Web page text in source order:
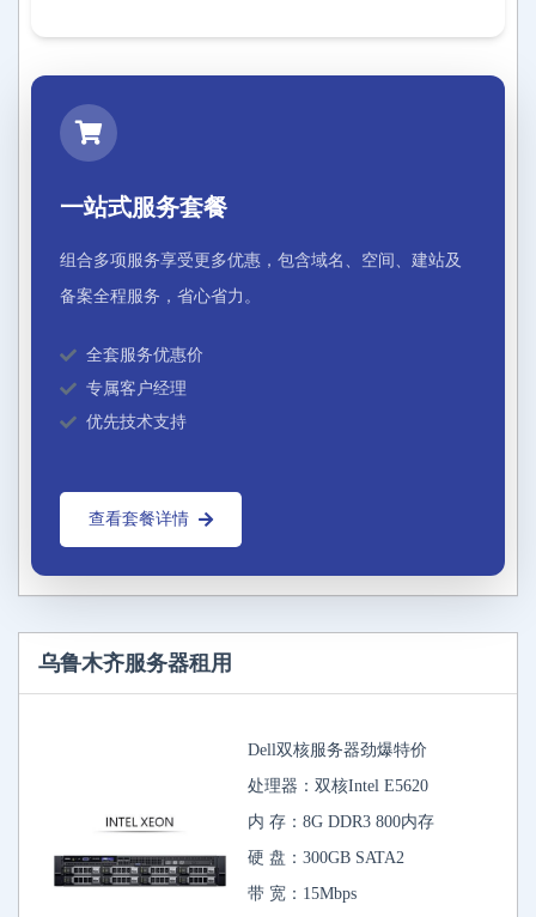
一站式服务套餐
组合多项服务享受更多优惠，包含域名、空间、建站及
备案全程服务，省心省力。
全套服务优惠价
专属客户经理
优先技术支持
查看套餐详情
乌鲁木齐服务器租用
Dell双核服务器劲爆特价
处理器：双核Intel E5620
内 存：8G DDR3 800内存
硬 盘：300GB SATA2
带 宽：15Mbps